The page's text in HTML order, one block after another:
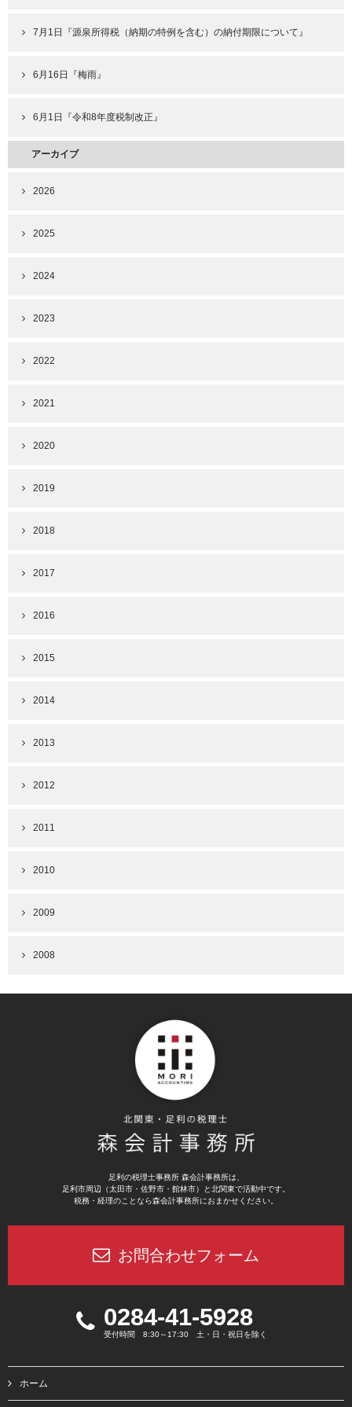
7月1日『源泉所得税（納期の特例を含む）の納付期限について』
6月16日『梅雨』
6月1日『令和8年度税制改正』
アーカイブ
2026
2025
2024
2023
2022
2021
2020
2019
2018
2017
2016
2015
2014
2013
2012
2011
2010
2009
2008
足利の税理士事務所 森会計事務所は、
足利市周辺（太田市・佐野市・館林市）と北関東で活動中です。
税務・経理のことなら森会計事務所におまかせください。
お問合わせフォーム
0284-41-5928
受付時間 8:30～17:30 土・日・祝日を除く
ホーム